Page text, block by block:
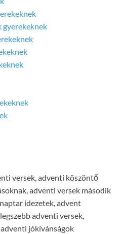
gyerekeknek
versek, adventi köszöntő
adventi versek második
idezetek, advent
adventi versek,
jókívánságok